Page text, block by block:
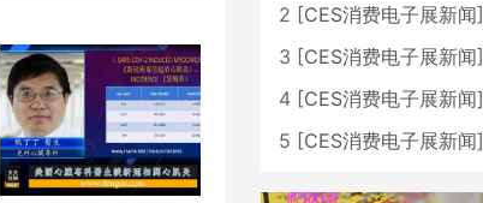
2 [CES消费电子展新闻]
3 [CES消费电子展新闻]
4 [CES消费电子展新闻]
5 [CES消费电子展新闻]